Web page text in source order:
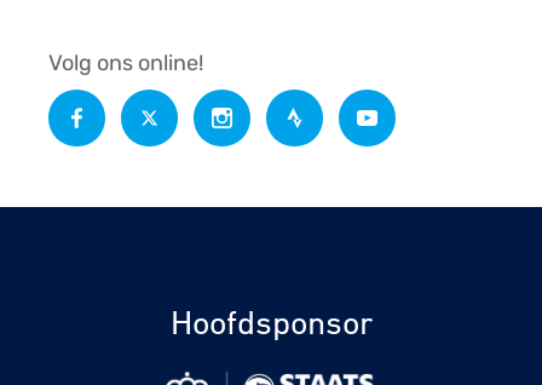
Volg ons online!
Hoofdsponsor